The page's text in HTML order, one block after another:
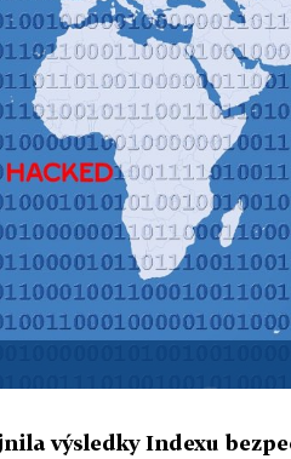
výsledky Indexu